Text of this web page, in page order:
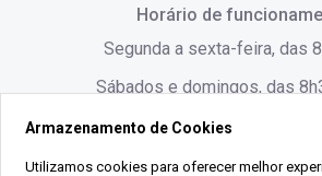
Rua Lauro Linhares, 1080 - Trindade,
SC
Horário de
Segunda a sexta-feira, das
Sábados e domingos, das
Armazenamento de Cookies
Utilizamos cookies para oferecer melhor